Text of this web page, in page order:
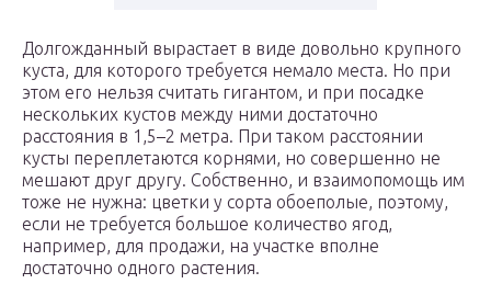
Долгожданный вырастает в виде довольно крупного
куста, для которого требуется немало места. Но при
этом его нельзя считать гигантом, и при посадке
нескольких кустов между ними достаточно
расстояния в 1,5–2 метра. При таком расстоянии
кусты переплетаются корнями, но совершенно не
мешают друг другу. Собственно, и взаимопомощь им
тоже не нужна: цветки у сорта обоеполые, поэтому,
если не требуется большое количество ягод,
например, для продажи, на участке вполне
достаточно одного растения.